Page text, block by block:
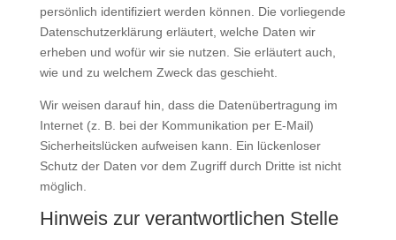
persönlich identifiziert werden können. Die vorliegende
Datenschutzerklärung erläutert, welche Daten wir
erheben und wofür wir sie nutzen. Sie erläutert auch,
wie und zu welchem Zweck das geschieht.
Wir weisen darauf hin, dass die Datenübertragung im
Internet (z. B. bei der Kommunikation per E-Mail)
Sicherheitslücken aufweisen kann. Ein lückenloser
Schutz der Daten vor dem Zugriff durch Dritte ist nicht
möglich.
Hinweis zur verantwortlichen Stelle